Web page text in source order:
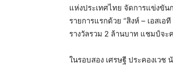
แห่งประเทศไทย จัดการแข่งขัน
รายการแรกด้วย “สิงห์ – เอสเ
รางวัลรวม 2 ล้านบาท แชมป์จะ
ในรอบสอง เศรษฐี ประคองเว